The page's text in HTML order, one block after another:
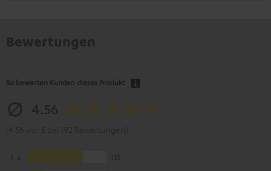
So bewerten Kunden dieses Produkt